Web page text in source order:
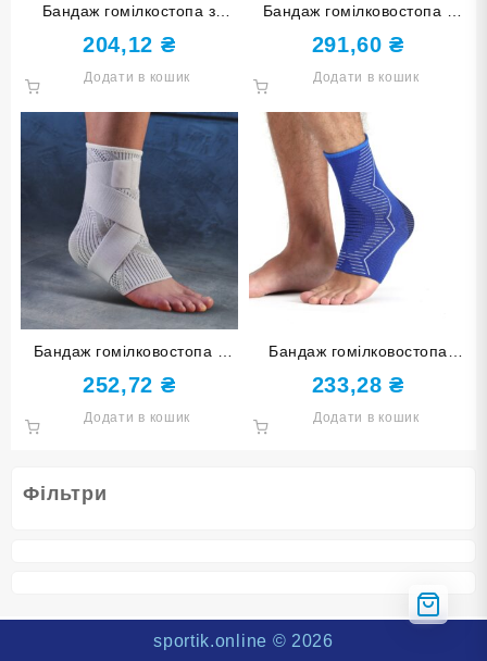
Фільтри
Бандаж гомілкостопа з
бинтом біло-синій 860
204,12 ₴
Додати в кошик
Бандаж гомілковостопа з
бинтом синій розмір L-XL
ST-7025-L-XL
291,60₴
Додати в кошик
Бандаж гомілковостопа з
бинтом сірий розмір L-XL
ST-7155-L-XL
252,72 ₴
Додати в кошик
Бандаж гомілковостопа
синій розмір L-XL ST-7024-
L-XL
233,28₴
Додати в кошик
sportik.online © 2026